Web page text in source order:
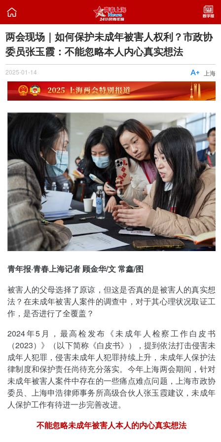

两会现场｜如何保护未成年被害人权利？市政协
委员张玉霞：不能忽略本人内心真实想法
2025-01-14 上海

青年报·青春上海记者 顾金华/文 常鑫/图
被害人的父母选择了原谅，但这是否真的是被害人的真实想
法？在未成年被害人案件的调查中，对于其心理状况取证工
作，是否进行了全覆盖？
2024年5月，最高检发布《未成年人检察工作白皮书
（2023）》（以下简称《白皮书》），提到依法打击侵害未
成年人犯罪，侵害未成年人犯罪持续上升，未成年人保护法
律制度和保护责任尚待充分落实。今年上海两会期间，针对
未成年被害人案件中存在的一些痛点难点问题，上海市政协
委员、上海申浩律师事务所高级合伙人张玉霞建议，未成年
人保护工作有待进一步完善改进。
不能忽略未成年被害人本人的内心真实想法